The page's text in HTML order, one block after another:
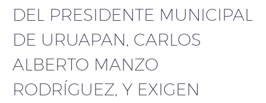
DEL PRESIDENTE MUNICIPAL
DE URUAPAN, CARLOS
ALBERTO MANZO
RODRÍGUEZ, Y EXIGEN